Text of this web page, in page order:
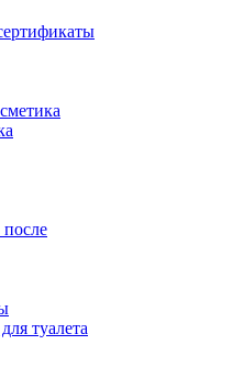
после
туалета